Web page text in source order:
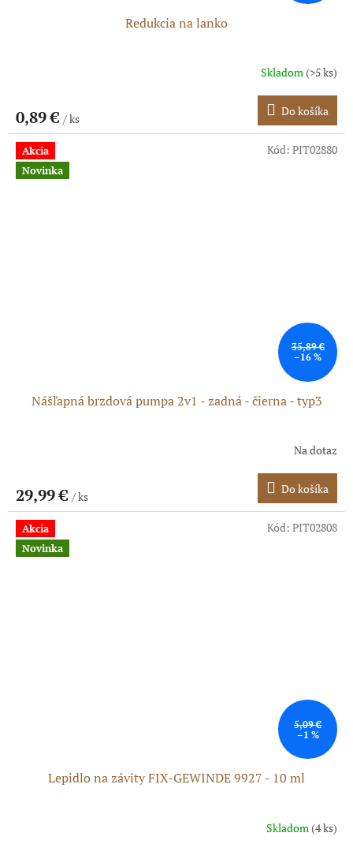
Redukcia na lanko
Skladom(>5 ks)
0,89 € / ks
Do košíka
Akcia
Novinka
35,89 €
–16 %
Nášľapná brzdová pumpa 2v1 - zadná - čierna - typ3
je
5,0
5
hviezdičiek.
Na dotaz
29,99 € / ks
Do košíka
Kód: PIT02880
Akcia
Novinka
5,09 €
–1 %
Lepidlo na závity FIX-GEWINDE 9927 - 10 ml
Skladom (4 ks)
Kód: PIT02808